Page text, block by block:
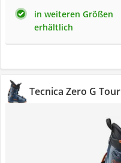
in weiteren Größen
erhältlich
Tecnica Zero G Tour